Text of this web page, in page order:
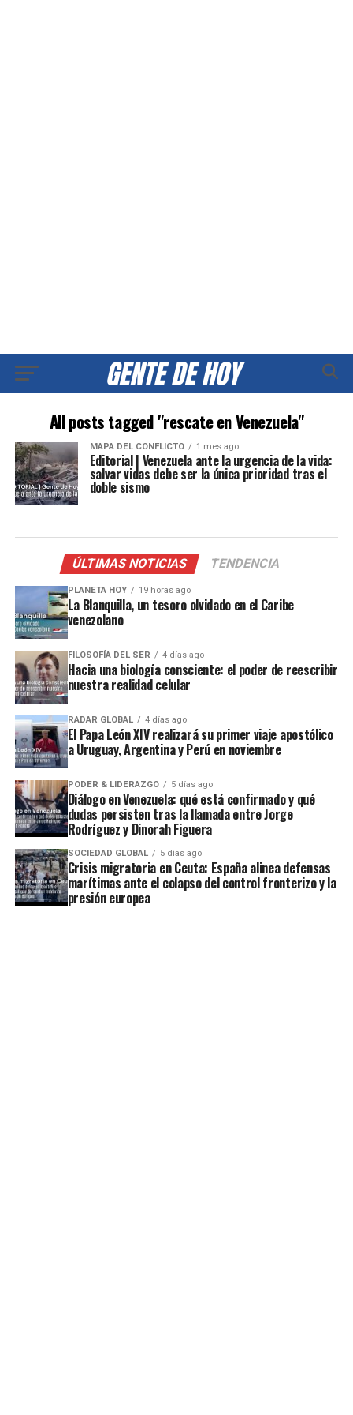
All posts tagged "rescate en Venezuela"
MAPA DEL CONFLICTO 1 mes ago
Editorial | Venezuela ante la urgencia de la vida:
salvar vidas debe ser la única prioridad tras el
doble sismo
ÚLTIMAS NOTICIAS TENDENCIA
PLANETA HOY 19 horas ago
La Blanquilla, un tesoro olvidado en el Caribe
venezolano
FILOSOFÍA DEL SER 4 días ago
Hacia una biología consciente: el poder de reescribir
nuestra realidad celular
RADAR GLOBAL 4 días ago
El Papa León XIV realizará su primer viaje apostólico
a Uruguay, Argentina y Perú en noviembre
PODER & LIDERAZGO 5 días ago
Diálogo en Venezuela: qué está confirmado y qué
dudas persisten tras la llamada entre Jorge
Rodríguez y Dinorah Figuera
SOCIEDAD GLOBAL 5 días ago
Crisis migratoria en Ceuta: España alinea defensas
marítimas ante el colapso del control fronterizo y la
presión europea